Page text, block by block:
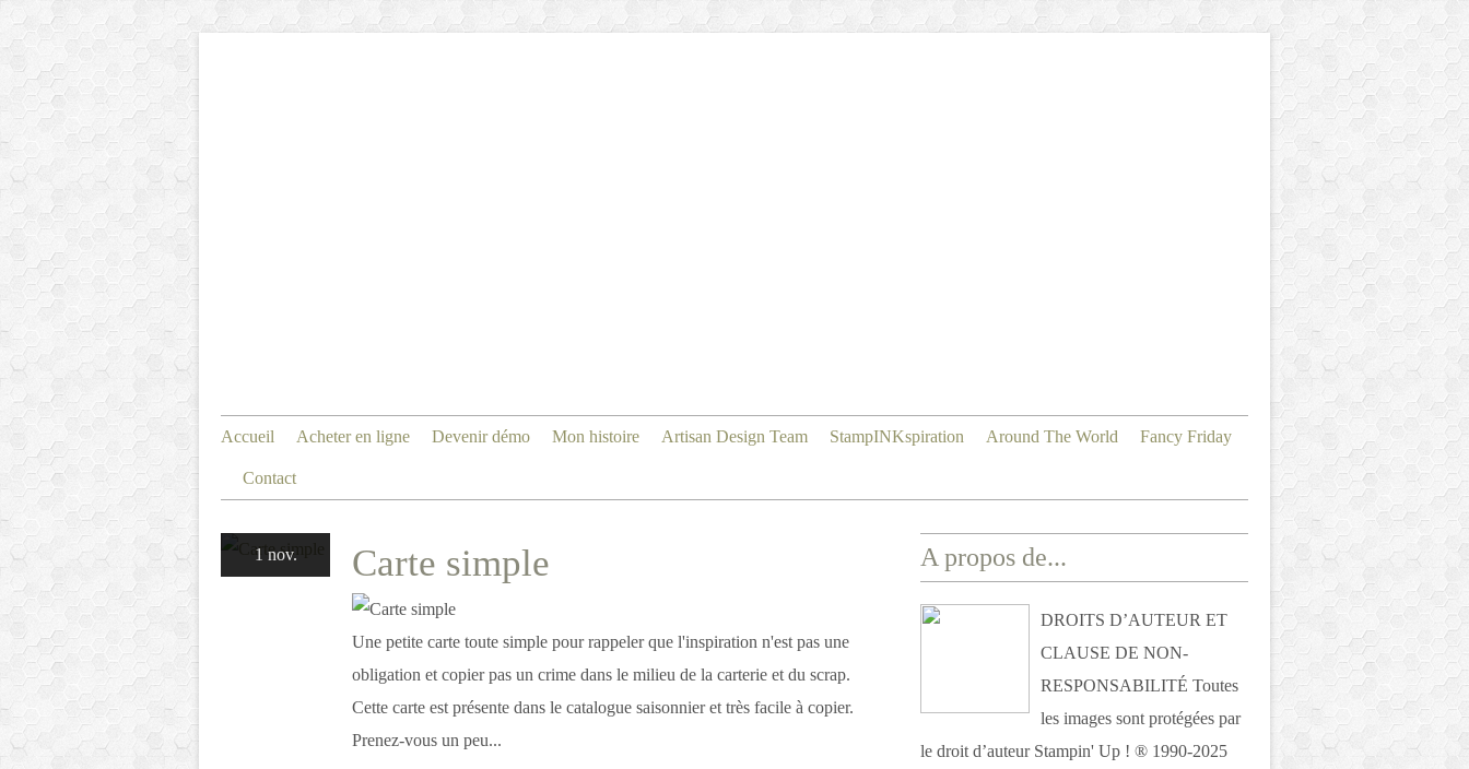
Accueil Acheter en ligne Devenir démo Mon histoire Artisan Design Team StampINKspiration Around The World Fancy Friday
Contact
1 nov. Carte simple
Une petite carte toute simple pour rappeler que l'inspiration n'est pas une
obligation et copier pas un crime dans le milieu de la carterie et du scrap.
Cette carte est présente dans le catalogue saisonnier et très facile à copier.
Prenez-vous un peu...
A propos de...
DROITS D’AUTEUR ET
CLAUSE DE NON-
RESPONSABILITÉ Toutes
les images sont protégées par
le droit d’auteur Stampin' Up ! ® 1990-2025